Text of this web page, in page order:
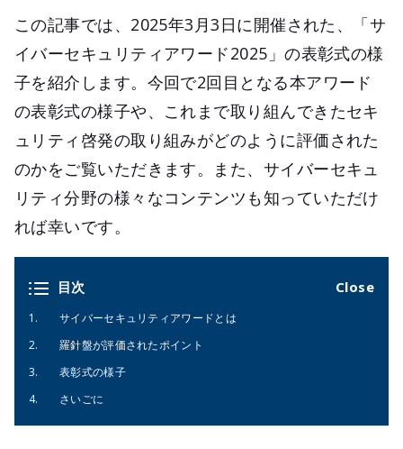
この記事では、2025年3月3日に開催された、「サ
イバーセキュリティアワード2025」の表彰式の様
子を紹介します。今回で2回目となる本アワード
の表彰式の様子や、これまで取り組んできたセキ
ュリティ啓発の取り組みがどのように評価された
のかをご覧いただきます。また、サイバーセキュ
リティ分野の様々なコンテンツも知っていただけ
れば幸いです。
目次
サイバーセキュリティアワードとは
羅針盤が評価されたポイント
表彰式の様子
さいごに